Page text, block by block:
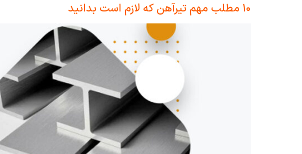
۱۰ مطلب مهم تیرآهن که لازم است بدانید